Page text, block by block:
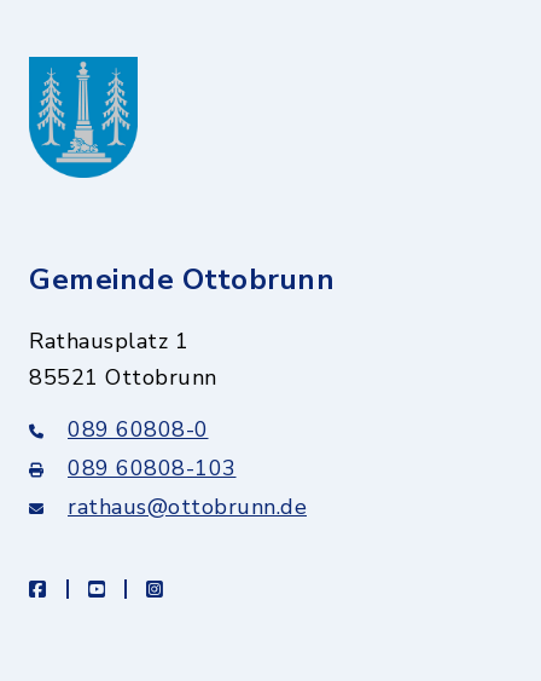
Gemeinde Ottobrunn
Rathausplatz 1
85521 Ottobrunn
089 60808-0
089 60808-103
rathaus@ottobrunn.de
facebookyoutubeinstagram